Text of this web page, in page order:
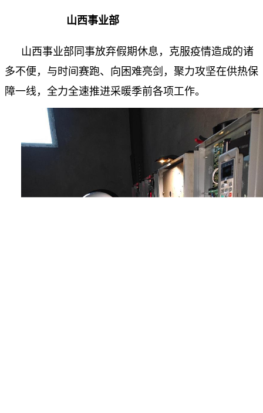
山西事业部
山西事业部同事放弃假期休息，克服疫情造成的诸
多不便，与时间赛跑、向困难亮剑，聚力攻坚在供热保
障一线，全力全速推进采暖季前各项工作。